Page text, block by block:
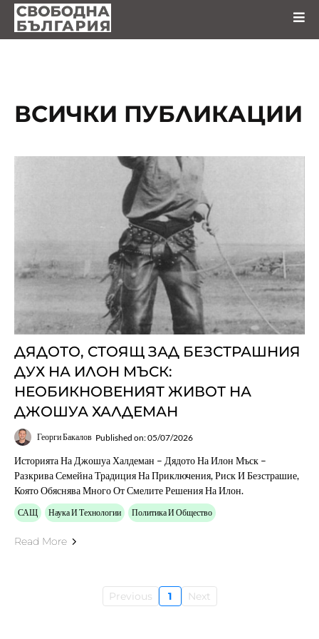
ВСИЧКИ ПУБЛИКАЦИИ
ДЯДОТО, СТОЯЩ ЗАД БЕЗСТРАШНИЯ
ДУХ НА ИЛОН МЪСК:
НЕОБИКНОВЕНИЯТ ЖИВОТ НА
ДЖОШУА ХАЛДЕМАН
Георги Бакалов Published on: 05/07/2026
Историята На Джошуа Халдеман – Дядото На Илон Мъск –
Разкрива Семейна Традиция На Приключения, Риск И Безстрашие,
Която Обяснява Много От Смелите Решения На Илон.
САЩ Наука И Технологии Политика И Общество
Read More
Previous 1 Next